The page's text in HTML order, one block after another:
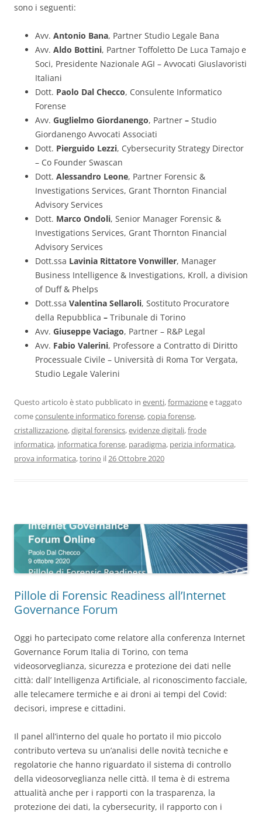
sono i seguenti:
Avv. Antonio Bana, Partner Studio Legale Bana
Avv. Aldo Bottini, Partner Toffoletto De Luca Tamajo e
Soci, Presidente Nazionale AGI – Avvocati Giuslavoristi
Italiani
Dott. Paolo Dal Checco, Consulente Informatico
Forense
Avv. Guglielmo Giordanengo, Partner – Studio
Giordanengo Avvocati Associati
Dott. Pierguido Lezzi, Cybersecurity Strategy Director
– Co Founder Swascan
Dott. Alessandro Leone, Partner Forensic &
Investigations Services, Grant Thornton Financial
Advisory Services
Dott. Marco Ondoli, Senior Manager Forensic &
Investigations Services, Grant Thornton Financial
Advisory Services
Dott.ssa Lavinia Rittatore Vonwiller, Manager
Business Intelligence & Investigations, Kroll, a division
of Duff & Phelps
Dott.ssa Valentina Sellaroli, Sostituto Procuratore
della Repubblica – Tribunale di Torino
Avv. Giuseppe Vaciago, Partner – R&P Legal
Avv. Fabio Valerini, Professore a Contratto di Diritto
Processuale Civile – Università di Roma Tor Vergata,
Studio Legale Valerini
Questo articolo è stato pubblicato in eventi,formazionee taggato
comeconsulente informatico forense,copia forense,
cristallizzazione,digital forensics,evidenze digitali,frode
informatica, informatica forense, paradigma, perizia informatica,
prova informatica,torino il26 Ottobre 2020
Pillole di Forensic Readiness all’Internet
Governance Forum
Oggi ho partecipato come relatore alla conferenza Internet
Governance Forum Italia di Torino, con tema
videosorveglianza, sicurezza e protezione dei dati nelle
città: dall’ Intelligenza Artificiale, al riconoscimento facciale,
alle telecamere termiche e ai droni ai tempi del Covid:
decisori, imprese e cittadini.
Il panel all’interno del quale ho portato il mio piccolo
contributo verteva su un’analisi delle novità tecniche e
regolatorie che hanno riguardato il sistema di controllo
della videosorveglianza nelle città. Il tema è di estrema
attualità anche per i rapporti con la trasparenza, la
protezione dei dati, la cybersecurity, il rapporto con i